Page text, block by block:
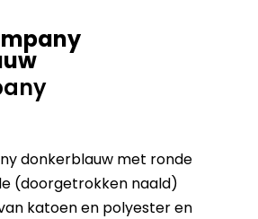
donkerblauw met ronde
(doorgetrokken naald)
katoen en polyester en